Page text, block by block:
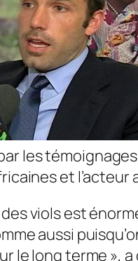
les
et l’acteur
des viols est
aussi
le long terme »,